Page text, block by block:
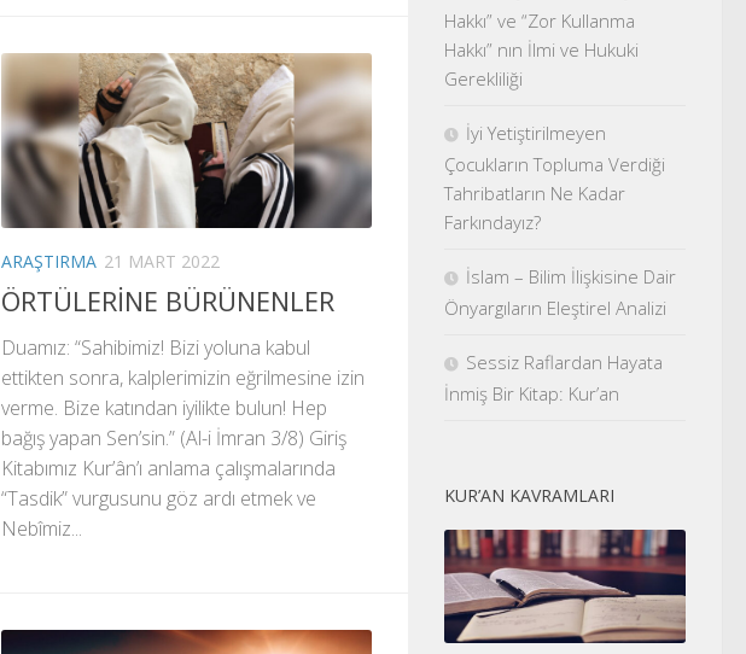
ARAŞTIRMA 21 MART 2022
ÖRTÜLERİNE BÜRÜNENLER
Duamız: “Sahibimiz! Bizi yoluna kabul
ettikten sonra, kalplerimizin eğrilmesine izin
verme. Bize katından iyilikte bulun! Hep
bağış yapan Sen’sin.” (Al-i İmran 3/8) Giriş
Kitabımız Kur’ân’ı anlama çalışmalarında
“Tasdik” vurgusunu göz ardı etmek ve
Nebîmiz...
Hakkı” ve “Zor Kullanma
Hakkı” nın İlmi ve Hukuki
Gerekliliği
İyi Yetiştirilmeyen
Çocukların Topluma Verdiği
Tahribatların Ne Kadar
Farkındayız?
İslam – Bilim İlişkisine Dair
Önyargıların Eleştirel Analizi
Sessiz Raflardan Hayata
İnmiş Bir Kitap: Kur’an
KUR’AN KAVRAMLARI